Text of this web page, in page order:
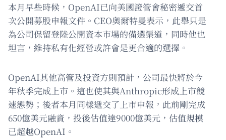
本月早些時候，OpenAI已向美國證管會秘密遞交首
次公開募股申報文件。CEO奧爾特曼表示，此舉只是
為公司保留登陸公開資本市場的備選渠道，同時他也
坦言，維持私有化經營或許會是更合適的選擇。
OpenAI其他高管及投資方則預計，公司最快將於今
年秋季完成上市。這也使其與Anthropic形成上市競
速態勢；後者本月同樣遞交了上市申報，此前剛完成
650億美元融資，投後估值達9000億美元，估值規模
已超越OpenAI。